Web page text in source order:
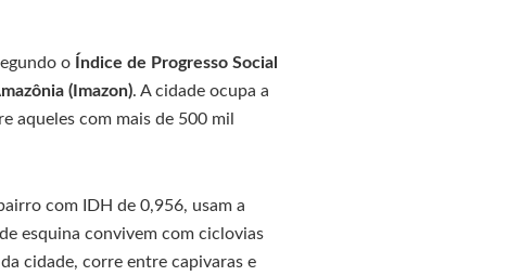
o
Índice de Progresso Social
(Imazon). A cidade ocupa a
aqueles com mais de 500 mil
com IDH de 0,956, usam a
esquina convivem com ciclovias
cidade, corre entre capivaras e